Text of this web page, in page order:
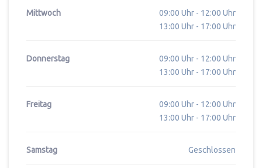
Mittwoch
09:00 Uhr - 12:00 Uhr
13:00 Uhr - 17:00 Uhr
Donnerstag
09:00 Uhr - 12:00 Uhr
13:00 Uhr - 17:00 Uhr
Freitag
09:00 Uhr - 12:00 Uhr
13:00 Uhr - 17:00 Uhr
Samstag Geschlossen